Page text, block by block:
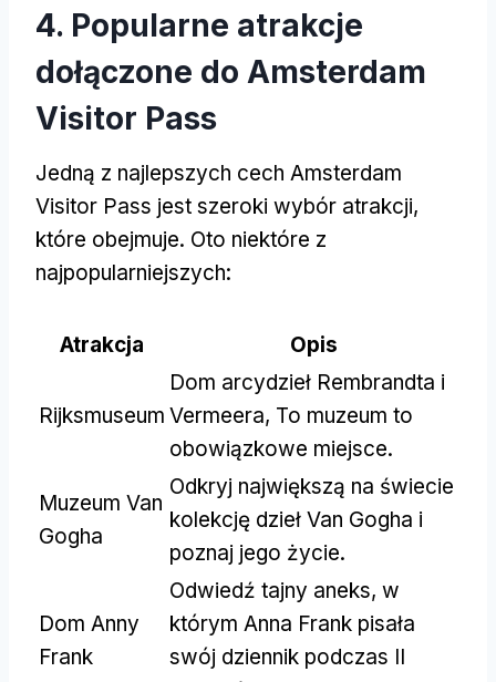
4. Popularne atrakcje
dołączone do Amsterdam
Visitor Pass
Jedną z najlepszych cech Amsterdam
Visitor Pass jest szeroki wybór atrakcji,
które obejmuje. Oto niektóre z
najpopularniejszych:
Atrakcja Opis
Rijksmuseum
Dom arcydzieł Rembrandta i
Vermeera, To muzeum to
obowiązkowe miejsce.
Muzeum Van
Gogha
Odkryj największą na świecie
kolekcję dzieł Van Gogha i
poznaj jego życie.
Dom Anny
Frank
Odwiedź tajny aneks, w
którym Anna Frank pisała
swój dziennik podczas II